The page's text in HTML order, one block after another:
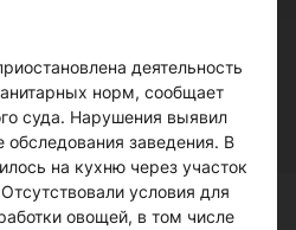
деятельность
норм, сообщает
суда. Нарушения выявил
обследования заведения. В
на кухню через участок
условия для
овощей, в том числе